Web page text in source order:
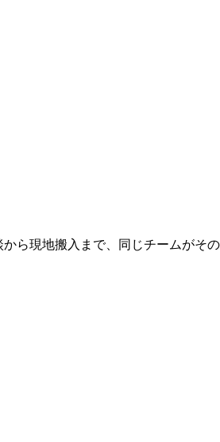
ら現地搬入まで、同じチームがその